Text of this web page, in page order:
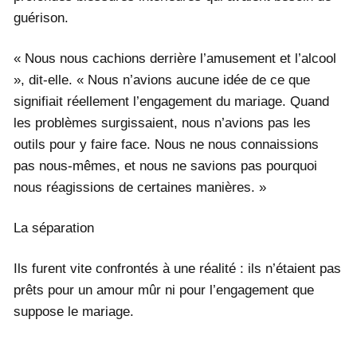
guérison.
« Nous nous cachions derrière l’amusement et l’alcool
», dit-elle. « Nous n’avions aucune idée de ce que
signifiait réellement l’engagement du mariage. Quand
les problèmes surgissaient, nous n’avions pas les
outils pour y faire face. Nous ne nous connaissions
pas nous-mêmes, et nous ne savions pas pourquoi
nous réagissions de certaines manières. »
La séparation
Ils furent vite confrontés à une réalité : ils n’étaient pas
prêts pour un amour mûr ni pour l’engagement que
suppose le mariage.